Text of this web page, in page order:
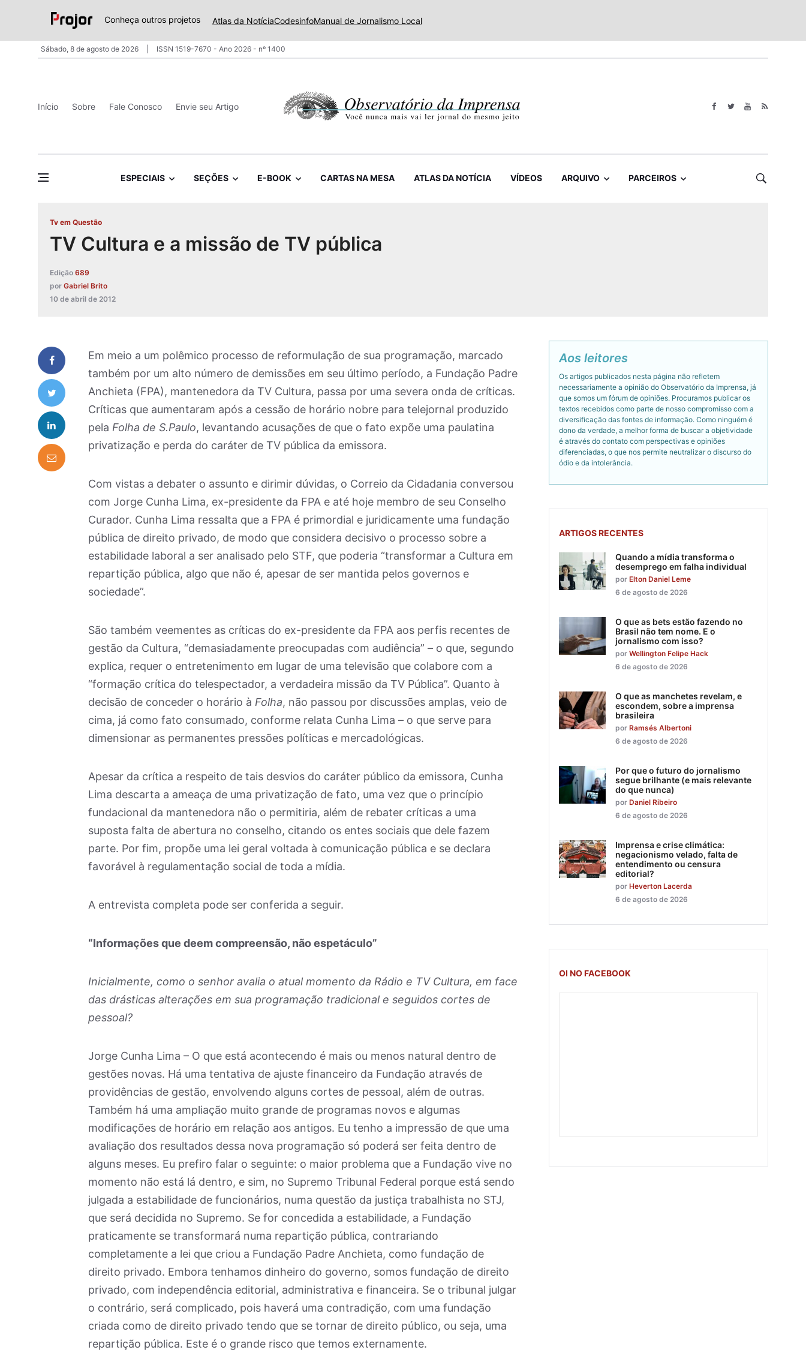
Conheça outros projetos Atlas da NotíciaCodesinfoManual de Jornalismo Local
Sábado, 8 de agosto de 2026 ISSN 1519-7670 - Ano 2026 - nº 1400
Início Sobre Fale Conosco Envie seu Artigo
ESPECIAIS SEÇÕES E-BOOK CARTAS NA MESA ATLAS DA NOTÍCIA VÍDEOS ARQUIVO PARCEIROS
Tv em Questão
TV Cultura e a missão de TV pública
Edição 689
por Gabriel Brito
10 de abril de 2012
Em meio a um polêmico processo de reformulação de sua programação, marcado
também por um alto número de demissões em seu último período, a Fundação Padre
Anchieta (FPA), mantenedora da TV Cultura, passa por uma severa onda de críticas.
Críticas que aumentaram após a cessão de horário nobre para telejornal produzido
pela Folha de S.Paulo, levantando acusações de que o fato expõe uma paulatina
privatização e perda do caráter de TV pública da emissora.
Com vistas a debater o assunto e dirimir dúvidas, o Correio da Cidadania conversou
com Jorge Cunha Lima, ex-presidente da FPA e até hoje membro de seu Conselho
Curador. Cunha Lima ressalta que a FPA é primordial e juridicamente uma fundação
pública de direito privado, de modo que considera decisivo o processo sobre a
estabilidade laboral a ser analisado pelo STF, que poderia “transformar a Cultura em
repartição pública, algo que não é, apesar de ser mantida pelos governos e
sociedade”.
São também veementes as críticas do ex-presidente da FPA aos perfis recentes de
gestão da Cultura, “demasiadamente preocupadas com audiência” – o que, segundo
explica, requer o entretenimento em lugar de uma televisão que colabore com a
“formação crítica do telespectador, a verdadeira missão da TV Pública”. Quanto à
decisão de conceder o horário à Folha, não passou por discussões amplas, veio de
cima, já como fato consumado, conforme relata Cunha Lima – o que serve para
dimensionar as permanentes pressões políticas e mercadológicas.
Apesar da crítica a respeito de tais desvios do caráter público da emissora, Cunha
Lima descarta a ameaça de uma privatização de fato, uma vez que o princípio
fundacional da mantenedora não o permitiria, além de rebater críticas a uma
suposta falta de abertura no conselho, citando os entes sociais que dele fazem
parte. Por fim, propõe uma lei geral voltada à comunicação pública e se declara
favorável à regulamentação social de toda a mídia.
A entrevista completa pode ser conferida a seguir.
“Informações que deem compreensão, não espetáculo”
Inicialmente, como o senhor avalia o atual momento da Rádio e TV Cultura, em face
das drásticas alterações em sua programação tradicional e seguidos cortes de
pessoal?
Jorge Cunha Lima – O que está acontecendo é mais ou menos natural dentro de
gestões novas. Há uma tentativa de ajuste financeiro da Fundação através de
providências de gestão, envolvendo alguns cortes de pessoal, além de outras.
Também há uma ampliação muito grande de programas novos e algumas
modificações de horário em relação aos antigos. Eu tenho a impressão de que uma
avaliação dos resultados dessa nova programação só poderá ser feita dentro de
alguns meses. Eu prefiro falar o seguinte: o maior problema que a Fundação vive no
momento não está lá dentro, e sim, no Supremo Tribunal Federal porque está sendo
julgada a estabilidade de funcionários, numa questão da justiça trabalhista no STJ,
que será decidida no Supremo. Se for concedida a estabilidade, a Fundação
praticamente se transformará numa repartição pública, contrariando
completamente a lei que criou a Fundação Padre Anchieta, como fundação de
direito privado. Embora tenhamos dinheiro do governo, somos fundação de direito
privado, com independência editorial, administrativa e financeira. Se o tribunal julgar
o contrário, será complicado, pois haverá uma contradição, com uma fundação
criada como de direito privado tendo que se tornar de direito público, ou seja, uma
repartição pública. Este é o grande risco que temos externamente.
Aos leitores
Os artigos publicados nesta página não refletem
necessariamente a opinião do Observatório da Imprensa, já
que somos um fórum de opiniões. Procuramos publicar os
textos recebidos como parte de nosso compromisso com a
diversificação das fontes de informação. Como ninguém é
dono da verdade, a melhor forma de buscar a objetividade
é através do contato com perspectivas e opiniões
diferenciadas, o que nos permite neutralizar o discurso do
ódio e da intolerância.
ARTIGOS RECENTES
Quando a mídia transforma o
desemprego em falha individual
por Elton Daniel Leme
6 de agosto de 2026
O que as bets estão fazendo no
Brasil não tem nome. E o
jornalismo com isso?
por Wellington Felipe Hack
6 de agosto de 2026
O que as manchetes revelam, e
escondem, sobre a imprensa
brasileira
por Ramsés Albertoni
6 de agosto de 2026
Por que o futuro do jornalismo
segue brilhante (e mais relevante
do que nunca)
por Daniel Ribeiro
6 de agosto de 2026
Imprensa e crise climática:
negacionismo velado, falta de
entendimento ou censura
editorial?
por Heverton Lacerda
6 de agosto de 2026
OI NO FACEBOOK